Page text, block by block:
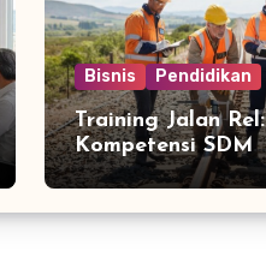
Bisnis Pendidikan
Training Jalan Rel:
Kompetensi SDM
Perkeretaapian